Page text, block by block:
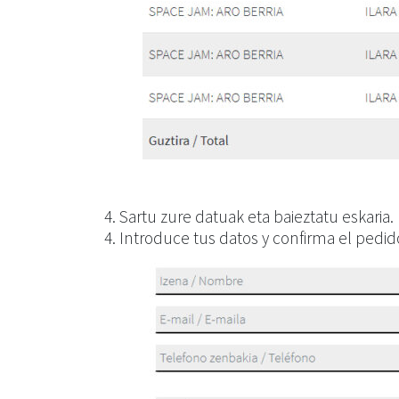
4. Sartu zure datuak eta baieztatu eskaria.
4. Introduce tus datos y confirma el